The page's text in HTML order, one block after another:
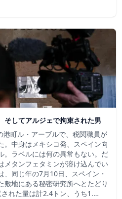
そしてアルジェで拘束された男
町ル・アーブルで、税関職員が
。中身はメキシコ発、スペイン向
。ラベルには何の異常もない。だ
メタンフェタミンが溶け込んでい
、同じ年の7月10日、スペイン・
敷地にある秘密研究所へとたどり
れた量は計2.4トン、うち1.…